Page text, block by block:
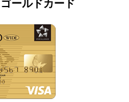
ールドカード